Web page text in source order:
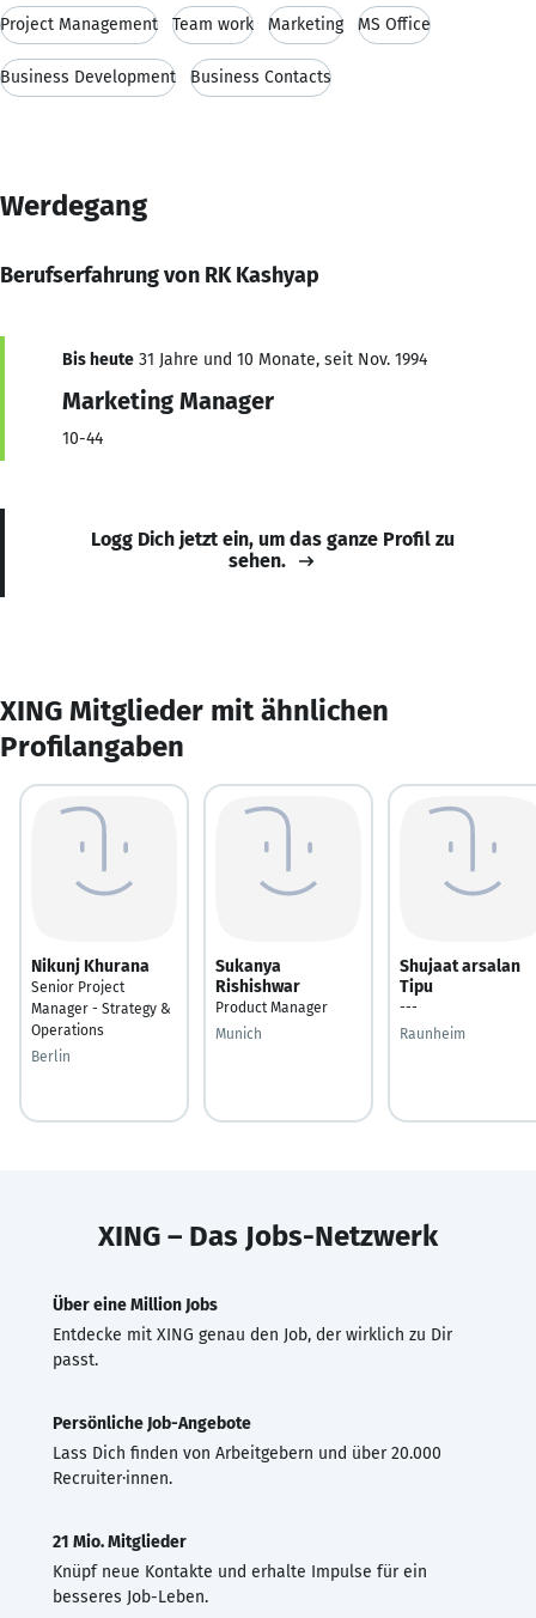
Project Management Team work Marketing MS Office
Business Development Business Contacts
Werdegang
Berufserfahrung von RK Kashyap
Bis heute 31 Jahre und 10 Monate, seit Nov. 1994
Marketing Manager
10-44
Logg Dich jetzt ein, um das ganze Profil zu
sehen.
XING Mitglieder mit ähnlichen
Profilangaben
Nikunj Khurana
Senior Project
Manager - Strategy &
Operations
Berlin
Sukanya
Rishishwar
Product Manager
Munich
Shujaat arsalan
Tipu
---
Raunheim
XING – Das Jobs-Netzwerk
Über eine Million Jobs
Entdecke mit XING genau den Job, der wirklich zu Dir
passt.
Persönliche Job-Angebote
Lass Dich finden von Arbeitgebern und über 20.000
Recruiter·innen.
21 Mio. Mitglieder
Knüpf neue Kontakte und erhalte Impulse für ein
besseres Job-Leben.